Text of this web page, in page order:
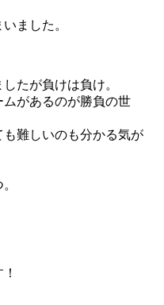
ました。
たが負けは負け。
があるのが勝負の世
難しいのも分かる気が